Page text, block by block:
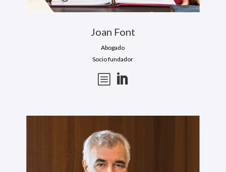
Joan Font
Abogado
Socio fundador
b 